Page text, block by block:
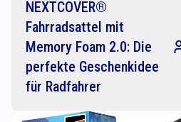
NEXTCOVER®
Fahrradsattel mit
Memory Foam 2.0: Die
perfekte Geschenkidee
für Radfahrer